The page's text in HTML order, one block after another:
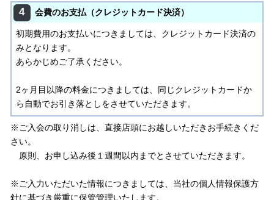
4 会費のお支払（クレジットカード決済）
初期費用のお支払いにつきましては、クレジットカード決済の
みとなります。
あらかじめご了承ください。
2ヶ月目以降の料金につきましては、同じクレジットカードか
ら自動でお引き落としをさせていただきます。
※ご入会の取り消しは、直接店頭にお越しいただきお手続きくだ
さい。
原則、お申し込み後１週間以内までとさせていただきます。
※ご入力いただいた情報につきましては、当社の個人情報保護方
針に基づき厳重に保管管理いたします。